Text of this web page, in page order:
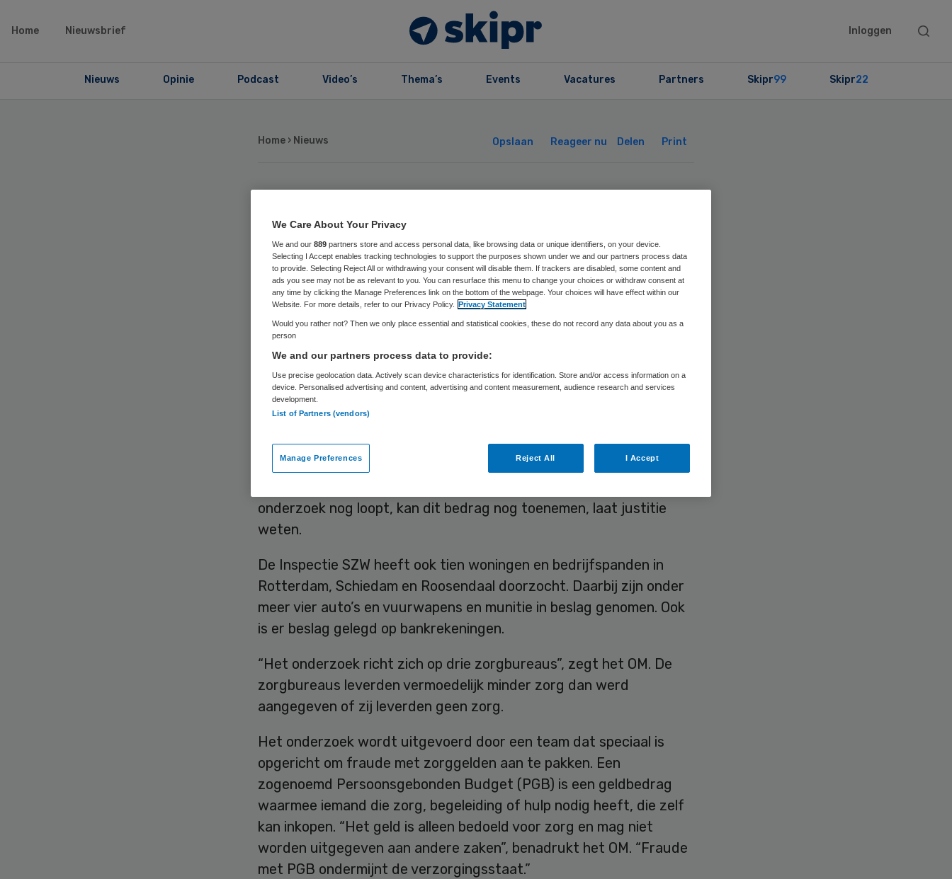
Home Nieuwsbrief Inloggen
Search
Nieuws Opinie Podcast Video’s Thema’s Events Vacatures Partners Skipr99 Skipr22
Home › Nieuws Opslaan Reageer nu Delen Print
Drie arrestaties om
miljoenenfraude met
pgb’s
Skipr Redactie 14 juli 2015,15:09
Drie verdachten van een miljoenenfraude met zorggeld
(persoonsgebonden budgetten) zijn dinsdag aangehouden. Dat
meldt het Openbaar Ministerie (OM). Het buitgemaakte bedrag
onderzoek nog loopt, kan dit bedrag nog toenemen, laat justitie
weten.
De Inspectie SZW heeft ook tien woningen en bedrijfspanden in
Rotterdam, Schiedam en Roosendaal doorzocht. Daarbij zijn onder
meer vier auto’s en vuurwapens en munitie in beslag genomen. Ook
is er beslag gelegd op bankrekeningen.
“Het onderzoek richt zich op drie zorgbureaus”, zegt het OM. De
zorgbureaus leverden vermoedelijk minder zorg dan werd
aangegeven of zij leverden geen zorg.
Het onderzoek wordt uitgevoerd door een team dat speciaal is
opgericht om fraude met zorggelden aan te pakken. Een
zogenoemd Persoonsgebonden Budget (PGB) is een geldbedrag
waarmee iemand die zorg, begeleiding of hulp nodig heeft, die zelf
kan inkopen. “Het geld is alleen bedoeld voor zorg en mag niet
worden uitgegeven aan andere zaken”, benadrukt het OM. “Fraude
met PGB ondermijnt de verzorgingsstaat.”
We Care About Your Privacy
We and our 889 partners store and access personal data, like browsing data or unique identifiers, on your device.
Selecting I Accept enables tracking technologies to support the purposes shown under we and our partners process data
to provide. Selecting Reject All or withdrawing your consent will disable them. If trackers are disabled, some content and
ads you see may not be as relevant to you. You can resurface this menu to change your choices or withdraw consent at
any time by clicking the Manage Preferences link on the bottom of the webpage. Your choices will have effect within our
Website. For more details, refer to our Privacy Policy.
Privacy Statement
Would you rather not? Then we only place essential and statistical cookies, these do not record any data about you as a
person
We and our partners process data to provide:
Use precise geolocation data. Actively scan device characteristics for identification. Store and/or access information on a
device. Personalised advertising and content, advertising and content measurement, audience research and services
development.
List of Partners (vendors)
Manage Preferences Reject All I Accept